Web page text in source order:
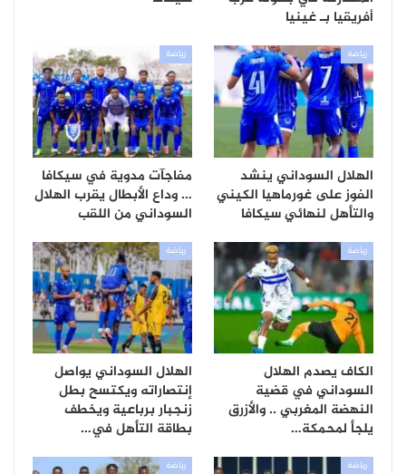
أفريقيا بـ غينيا
رياضة
الهلال السوداني ينشد
الفوز على غورماهيا الكيني
والتأهل لنهائي سيكافا
رياضة
مفاجآت مدوية في سيكافا
… وداع الأبطال يقرب الهلال
السوداني من اللقب
رياضة
الكاف يصدم الهلال
السوداني في قضية
النهضة المغربي .. والأزرق
يلجأ لمحمكة…
رياضة
الهلال السوداني يواصل
إنتصاراته ويكتسح بطل
زنجبار برباعية ويخطف
بطاقة التأهل في…
رياضة رياضة